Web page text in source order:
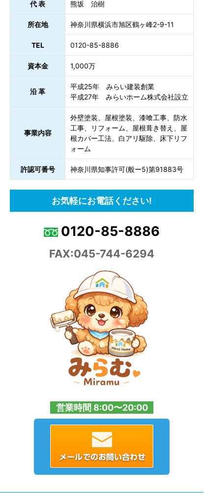
代 表 熊坂 治樹
所在地 神奈川県横浜市旭区鶴ヶ峰2-9-11
TEL 0120-85-8886
資本金 1,000万
沿 革
平成25年 みらい建装創業
平成27年 みらいホーム株式会社設立
事業内容
外壁塗装、屋根塗装、漆喰工事、防水
工事、リフォーム、屋根葺き替え、屋
根カバー工法、白アリ駆除、床下リフ
ォーム
許認可番号 神奈川県知事許可(般ー5)第91883号
お気軽にお電話ください!
0120-85-8886
FAX:045-744-6294
営業時間 8:00〜20:00